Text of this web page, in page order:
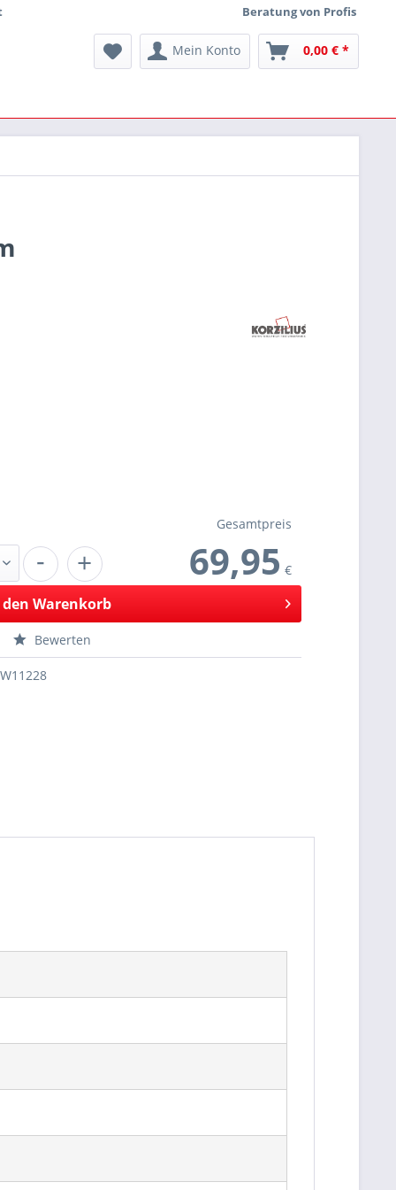
Beratung von Profis
Mein Konto 0,00 € *
+
-
Gesamtpreis
69,95 €
Warenkorb
Bewerten